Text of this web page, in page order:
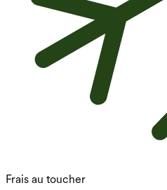
Frais au toucher